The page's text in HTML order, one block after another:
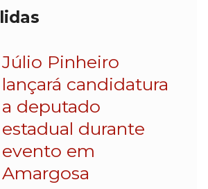
lidas
Júlio Pinheiro
lançará candidatura
a deputado
estadual durante
evento em
Amargosa